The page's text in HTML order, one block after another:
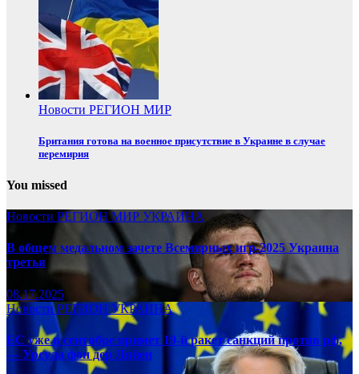
Новости РЕГИОН МИР
Британия готова на военное присутствие в Украине в случае
перемирия
You missed
Новости РЕГИОНМИР УКРАИНА
В общем медальном зачете Всемирных игр-2025 Украина
третья
08.17.2025
НовостиРЕГИОНУКРАИНА
ЕС уже в сентябре примет 19-й ракет санкций против рф,
— Урсула фон дер Ляйен